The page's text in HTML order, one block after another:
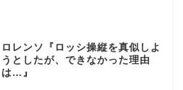
ロレンソ『ロッシ操縦を真似しよ
うとしたが、できなかった理由
は…』